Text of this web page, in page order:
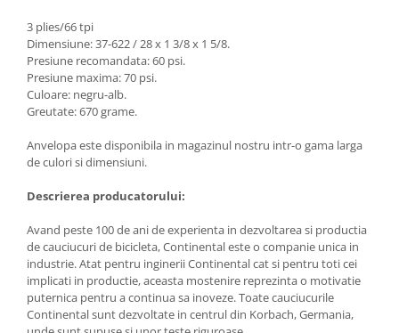
3 plies/66 tpi
Dimensiune: 37-622 / 28 x 1 3/8 x 1 5/8.
Presiune recomandata: 60 psi.
Presiune maxima: 70 psi.
Culoare: negru-alb.
Greutate: 670 grame.
Anvelopa este disponibila in magazinul nostru intr-o gama larga
de culori si dimensiuni.
Descrierea producatorului:
Avand peste 100 de ani de experienta in dezvoltarea si productia
de cauciucuri de bicicleta, Continental este o companie unica in
industrie. Atat pentru inginerii Continental cat si pentru toti cei
implicati in productie, aceasta mostenire reprezinta o motivatie
puternica pentru a continua sa inoveze. Toate cauciucurile
Continental sunt dezvoltate in centrul din Korbach, Germania,